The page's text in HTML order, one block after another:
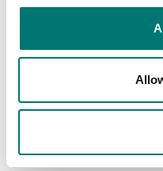
kalibrering
Pris från: 1 390 kr